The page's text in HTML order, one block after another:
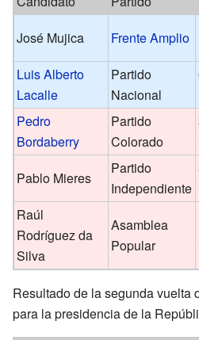
José Mujica
Frente Amplio
Luis Alberto
Lacalle
Partido
Nacional
Pedro
Bordaberry
Partido
Colorado
Pablo Mieres
Partido
Independiente
Raúl
Rodríguez da
Silva
Asamblea
Popular
Resultado de la segunda vuelta
para la presidencia de la